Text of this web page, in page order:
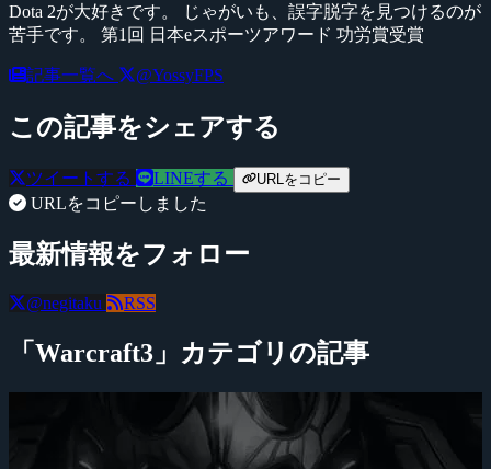
Dota 2が大好きです。 じゃがいも、誤字脱字を見つけるのが
苦手です。 第1回 日本eスポーツアワード 功労賞受賞
記事一覧へ @YossyFPS
この記事をシェアする
ツイートする LINEする URLをコピー
URLをコピーしました
最新情報をフォロー
@negitaku RSS
「Warcraft3」カテゴリの記事